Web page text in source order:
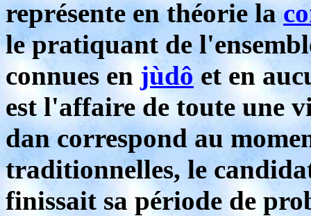
représente en théorie la
le pratiquant de
connues en jùdô et en
est l'affaire de toute une
dan correspond au
traditionnelles, le
finissait sa période de